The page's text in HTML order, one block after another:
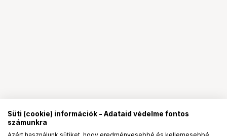
Süti (cookie) információk - Adataid védelme fontos
számunkra